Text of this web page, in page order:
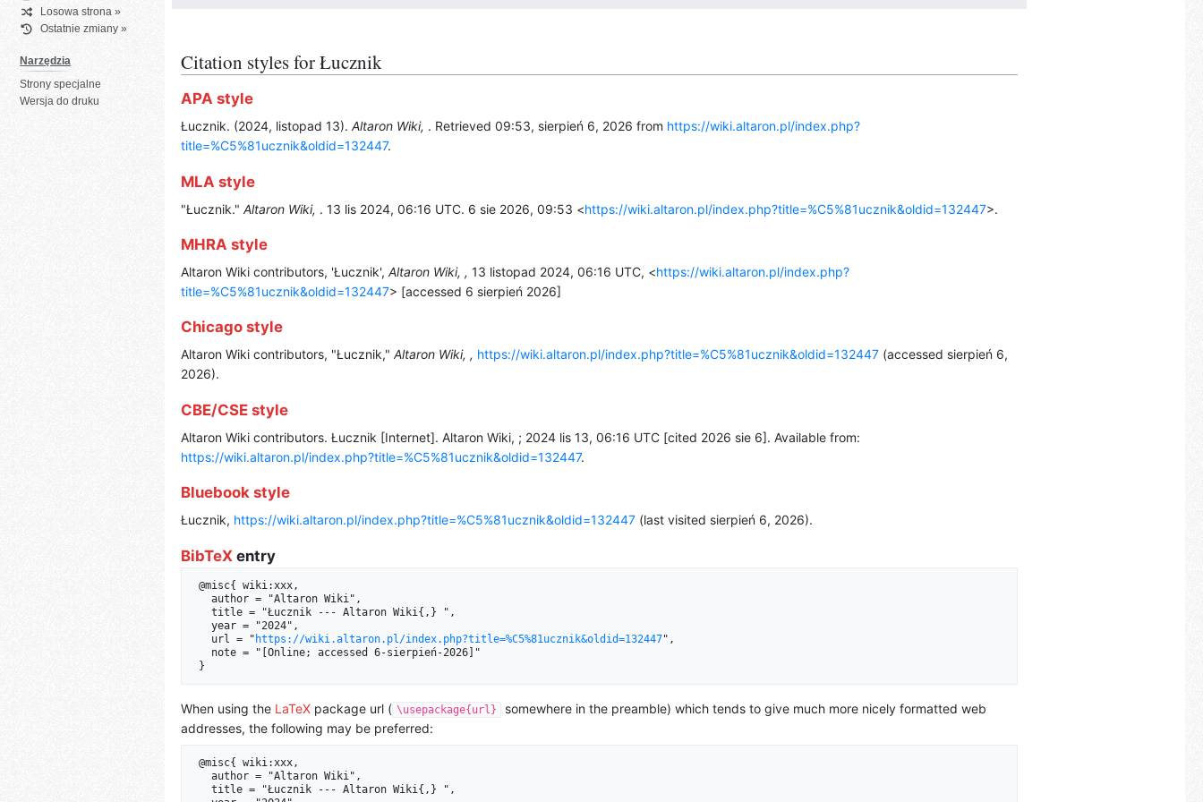
Losowa strona »
Ostatnie zmiany »
Narzędzia
Strony specjalne
Wersja do druku
Citation styles for Łucznik
APA style
Łucznik. (2024, listopad 13). Altaron Wiki, . Retrieved 09:53, sierpień 6, 2026 from https://wiki.altaron.pl/index.php?
title=%C5%81ucznik&oldid=132447.
MLA style
"Łucznik." Altaron Wiki, . 13 lis 2024, 06:16 UTC. 6 sie 2026, 09:53 <https://wiki.altaron.pl/index.php?title=%C5%81ucznik&oldid=132447>.
MHRA style
Altaron Wiki contributors, 'Łucznik', Altaron Wiki, , 13 listopad 2024, 06:16 UTC, <https://wiki.altaron.pl/index.php?
title=%C5%81ucznik&oldid=132447> [accessed 6 sierpień 2026]
Chicago style
Altaron Wiki contributors, "Łucznik," Altaron Wiki, , https://wiki.altaron.pl/index.php?title=%C5%81ucznik&oldid=132447 (accessed sierpień 6,
2026).
CBE/CSE style
Altaron Wiki contributors. Łucznik [Internet]. Altaron Wiki, ; 2024 lis 13, 06:16 UTC [cited 2026 sie 6]. Available from:
https://wiki.altaron.pl/index.php?title=%C5%81ucznik&oldid=132447.
Bluebook style
Łucznik, https://wiki.altaron.pl/index.php?title=%C5%81ucznik&oldid=132447 (last visited sierpień 6, 2026).
BibTeX entry
@misc{ wiki:xxx,
   author = "Altaron Wiki",
   title = "Łucznik --- Altaron Wiki{,} ",
   year = "2024",
   url = "
https://wiki.altaron.pl/index.php?title=%C5%81ucznik&oldid=132447",
When using the LaTeX package url ( \usepackage{url}
somewhere in the preamble) which tends to give much more nicely formatted web
addresses, the following may be preferred:
@misc{ wiki:xxx,
   author = "Altaron Wiki",
   title = "Łucznik --- Altaron Wiki{,} ",